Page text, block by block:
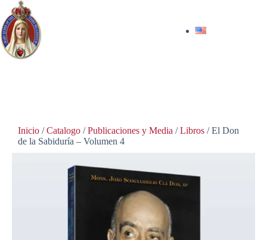
Inicio /Catalogo /Publicaciones y Media /Libros / El Don
de la Sabiduría – Volumen 4